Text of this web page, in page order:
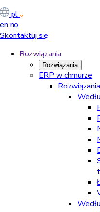
pl
en no
Skontaktuj się
Rozwiązania
Rozwiązania
ERP w chmurze
Rozwiązania